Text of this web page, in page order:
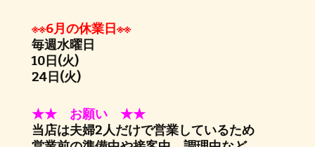
※※6月の休業日※※
毎週水曜日
10日(火)
24日(火)
★★ お願い ★★
当店は夫婦2人だけで営業しているため